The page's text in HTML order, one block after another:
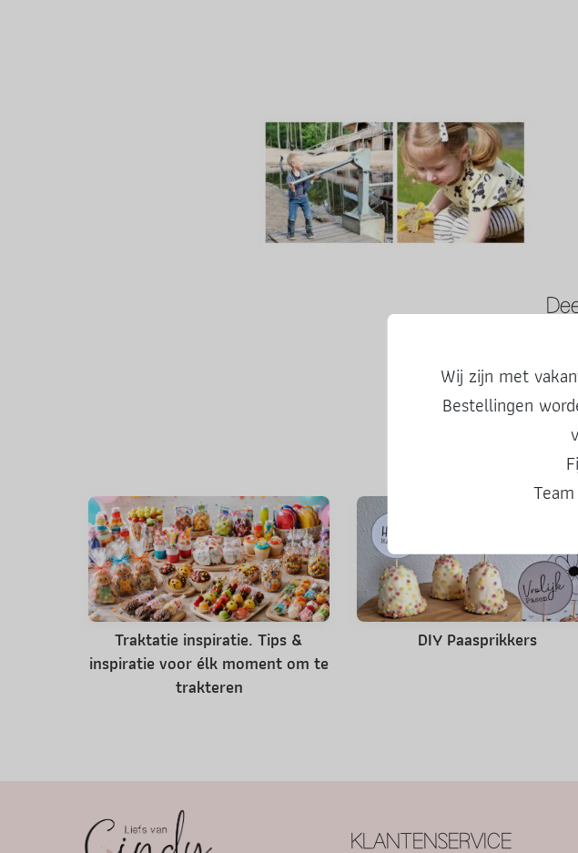
Traktatie inspiratie. Tips &
inspiratie voor élk moment om te
trakteren
DIY Paasprikkers
Wij zijn met
Bestellingen
KLANTENSERVICE